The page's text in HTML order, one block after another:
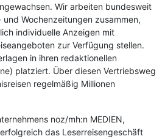
Wir arbeiten bundesweit
Wochenzeitungen zusammen,
individuelle Anzeigen mit
zur Verfügung stellen.
in ihren redaktionellen
platziert. Über diesen Vertriebsweg
regelmäßig Millionen
noz/mh:n MEDIEN,
das Leserreisengeschäft